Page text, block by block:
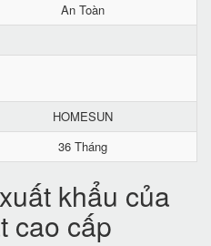
An Toàn
HOMESUN
36 Tháng
khẩu của
cao cấp